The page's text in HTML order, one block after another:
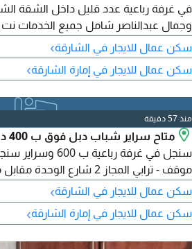
وجمال عبدالناصر شامل جميع الخدمات نت
يوجد موقف ترابي الجهة الآخري من البناية
سكن عمال للايجار في الشارقة›
سكن عمال للايجار في إمارة الشارقة›
منذ 57 دقيقة
سنجل في غرفة
موقف - ترابي المجاز 2 شارع
موقف الباص وأسواق الهدايا والسكن
سكن عمال للايجار في الشارقة›
سكن عمال للايجار في إمارة الشارقة›